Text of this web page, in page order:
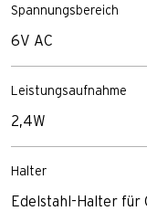
Spannungsbereich
6V AC
Leistungsaufnahme
2,4W
Halter
Edelstahl-Halter für